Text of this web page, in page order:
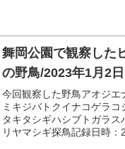
舞岡公園で観察した
の野鳥/2023年1月2日
今回観察した野鳥アオジ
ミキジバトクイナコゲラ
タキタシギハシブトガラ
リヤマシギ探鳥記録日時